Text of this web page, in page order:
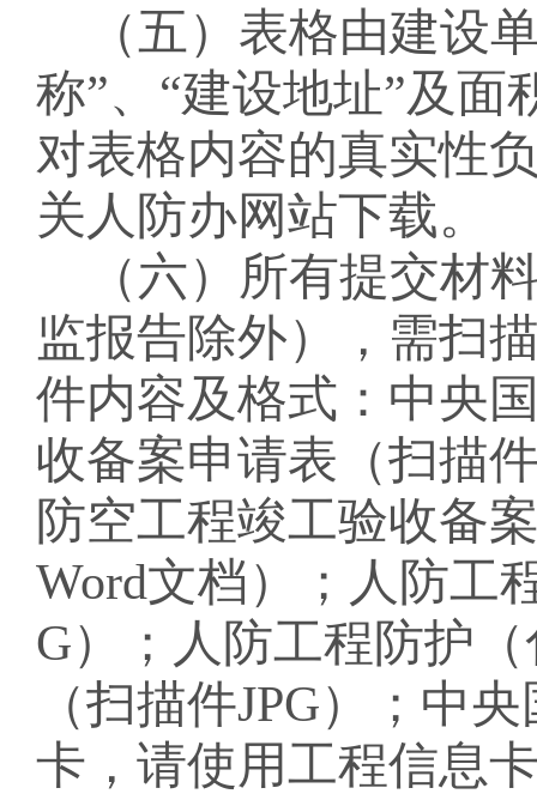
（五） 表格由建设
称”、“建设地址”及
对表格内容的真实性
关人防办网站下载。
（六）所有提交材
监报告除外），需扫
件内容及格式：中央
收备案申请表（扫描
防空工程竣工验收备
Word文档）；人防工
G）；人防工程防护
（扫描件JPG）；中
卡，请使用工程信息